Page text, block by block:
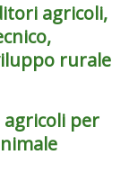
agricoli,
rurale
per